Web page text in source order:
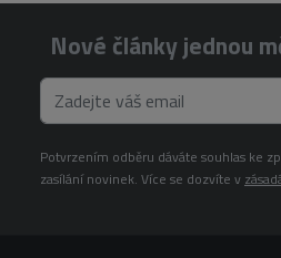
Nové články jednou
Potvrzením odběru dáváte souhlas ke
zasílání novinek. Více se dozvíte v